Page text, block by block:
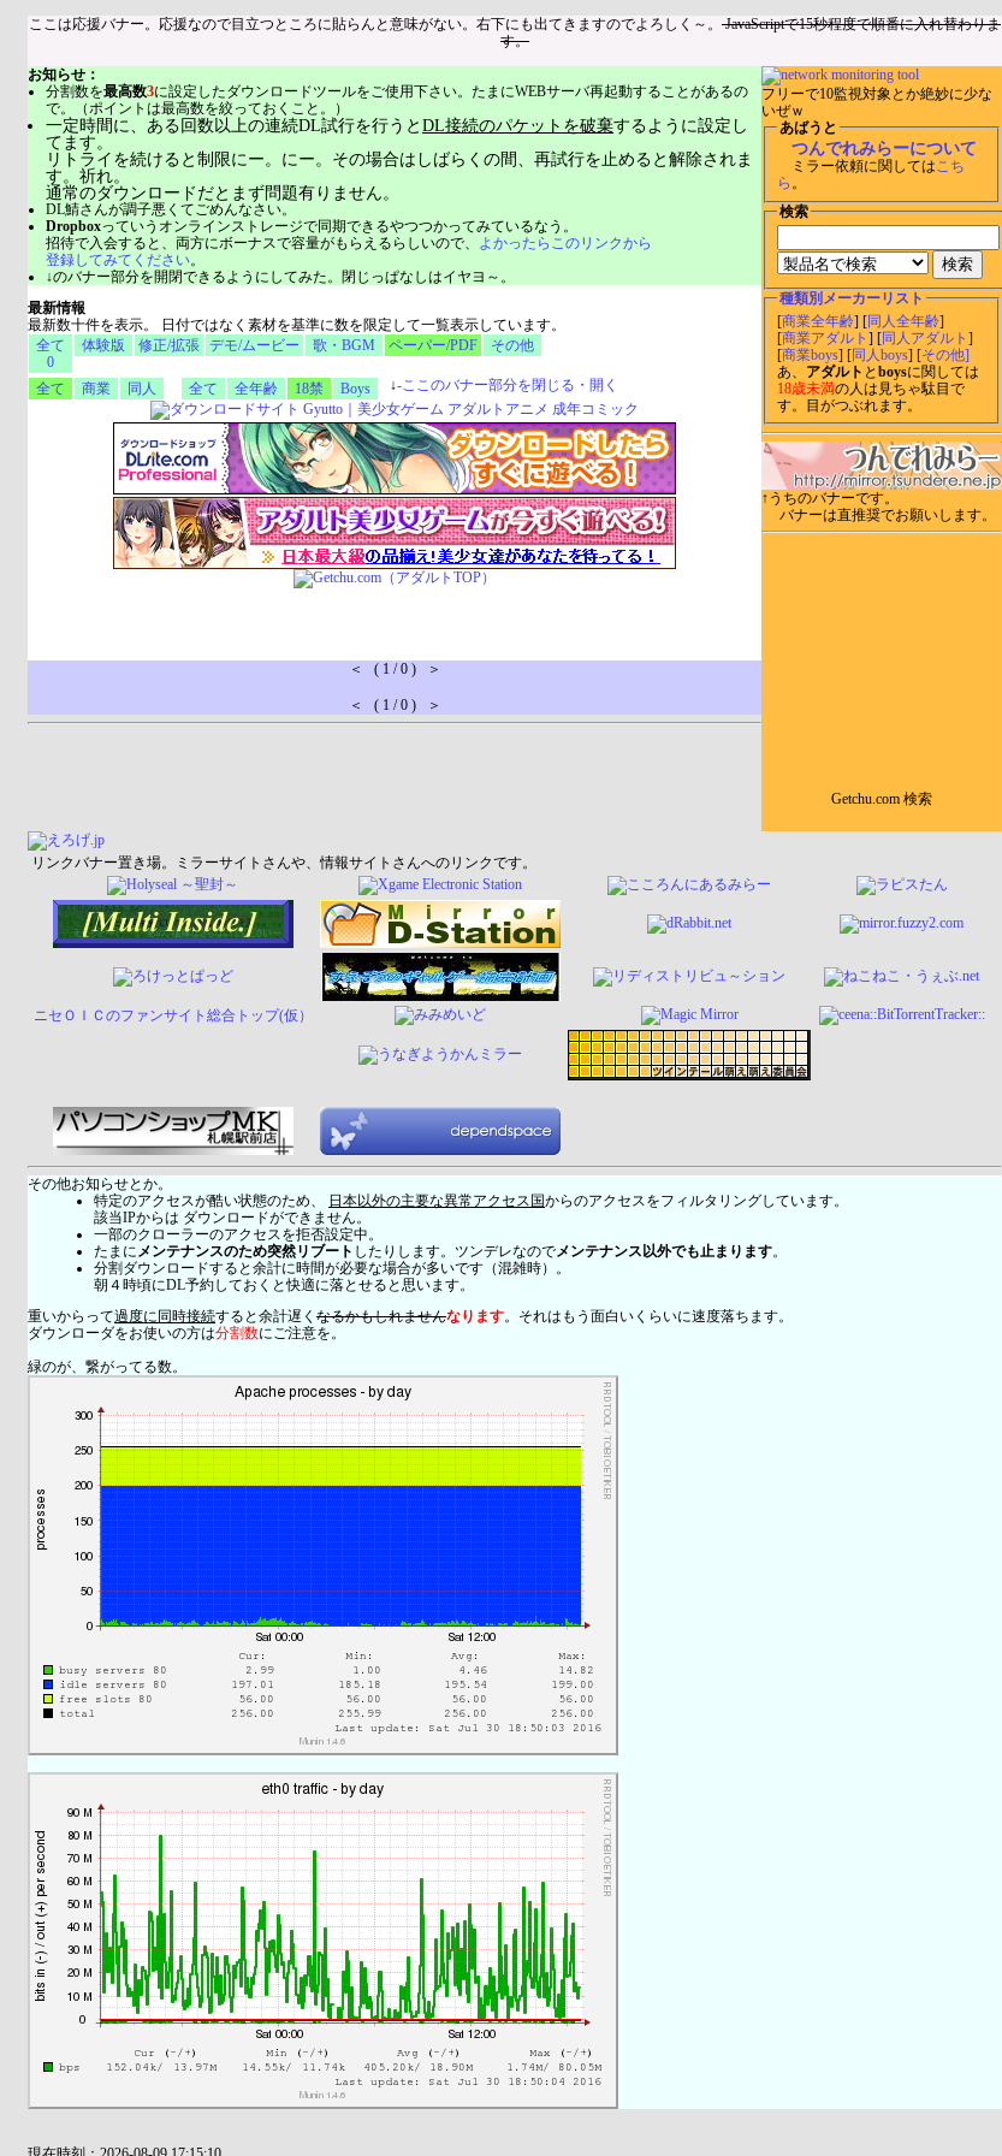
ここは応援バナー。応援なので目立つところに貼らんと意味がない。右下にも出てきますのでよろしく～。 JavaScriptで15秒程度で順番に入れ替わりま
す。
フリーで10監視対象とか絶妙に少な
いぜｗ
あばうと
つんでれみらーについて
ミラー依頼に関してはこち
ら 。
検索
種類別メーカーリスト
[商業全年齢 ] [同人全年齢]
[商業アダルト ] [同人アダルト ]
[商業boys] [同人boys ] [その他]
あ、 アダルト とboysに関しては
18歳未満の人は見ちゃ駄目で
す。目がつぶれます。
↑うちのバナーです。
バナーは直推奨でお願いします。
Getchu.com 検索
お知らせ：
分割数を最高数3に設定したダウンロードツールをご使用下さい。たまにWEBサーバ再起動することがあるの
で。（ポイントは最高数を絞っておくこと。）
一定時間に、ある回数以上の連続DL試行を行うとDL接続のパケットを破棄するように設定し
てます。
リトライを続けると制限にー。にー。その場合はしばらくの間、再試行を止めると解除されま
す。祈れ。
通常のダウンロードだとまず問題有りません。
DL鯖さんが調子悪くてごめんなさい。
Dropboxっていうオンラインストレージで同期できるやつつかってみているなう。
招待で入会すると、両方にボーナスで容量がもらえるらしいので、 よかったらこのリンクから
登録してみてください。
↓のバナー部分を開閉できるようにしてみた。閉じっぱなしはイヤヨ～。
最新情報
最新数十件を表示。 日付ではなく素材を基準に数を限定して一覧表示しています。
全て
0
体験版 修正/拡張 デモ/ムービー 歌・BGM ペーパー/PDF その他
全て 商業 同人 全て 全年齢 18禁 Boys ↓-ここのバナー部分を閉じる・開く
＜ ( 1 / 0 ) ＞
＜ ( 1 / 0 ) ＞
リンクバナー置き場。ミラーサイトさんや、情報サイトさんへのリンクです。
ニセＯＩＣのファンサイト総合トップ(仮）
その他お知らせとか。
特定のアクセスが酷い状態のため、
日本以外の主要な異常アクセス国からのアクセスをフィルタリングしています。
該当IPからは ダウンロードができません。
一部のクローラーのアクセスを拒否設定中。
たまにメンテナンスのため突然リブート したりします。ツンデレなのでメンテナンス以外でも止まります。
分割ダウンロードすると余計に時間が必要な場合が多いです（混雑時）。
朝４時頃にDL予約しておくと快適に落とせると思います。
重いからって過度に同時接続すると余計遅く なるかもしれませんなります。それはもう面白いくらいに速度落ちます。
ダウンローダをお使いの方は分割数にご注意を。
緑のが、繋がってる数。